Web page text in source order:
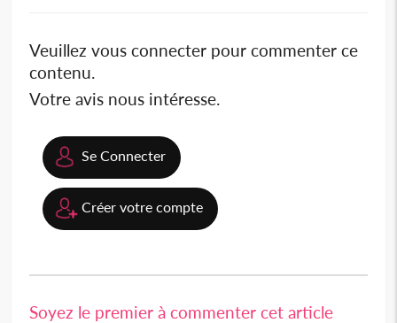
Veuillez vous connecter pour commenter ce
contenu.
Votre avis nous intéresse.
Se Connecter
Créer votre compte
Soyez le premier à commenter cet article